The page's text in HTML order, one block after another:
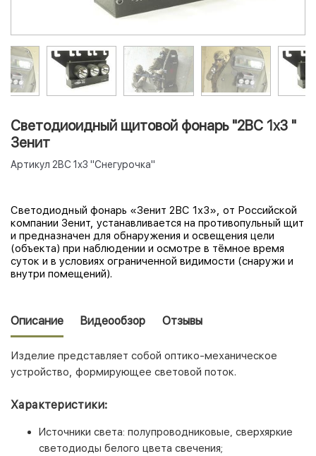
Светодиоидный щитовой фонарь "2ВС 1х3 "
Зенит
Артикул 2ВС 1х3 "Снегурочка"
Светодиодный фонарь «Зенит 2ВС 1х3», от Российской
компании Зенит, устанавливается на противопульный щит
и предназначен для обнаружения и освещения цели
(объекта) при наблюдении и осмотре в тёмное время
суток и в условиях ограниченной видимости (снаружи и
внутри помещений).
Описание Видеообзор Отзывы
Изделие представляет собой оптико-механическое
устройство, формирующее световой поток.
Характеристики:
Источники света: полупроводниковые, сверхяркие
светодиоды белого цвета свечения;